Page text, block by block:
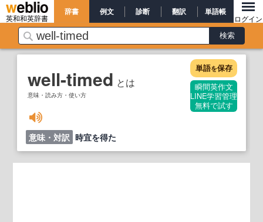
英和和英辞書
辞書 例文 診断 翻訳 単語帳
ログイン
well-timed とは
意味・読み方・使い方
単語を保存
瞬間英作文
LINE学習管理
無料で試す
意味・対訳 時宜を得た